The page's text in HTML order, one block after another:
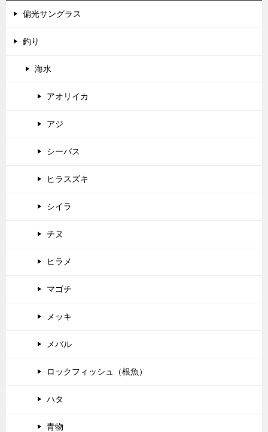
偏光サングラス
釣り
海水
アオリイカ
アジ
シーバス
ヒラスズキ
シイラ
チヌ
ヒラメ
マゴチ
メッキ
メバル
ロックフィッシュ（根魚）
ハタ
青物